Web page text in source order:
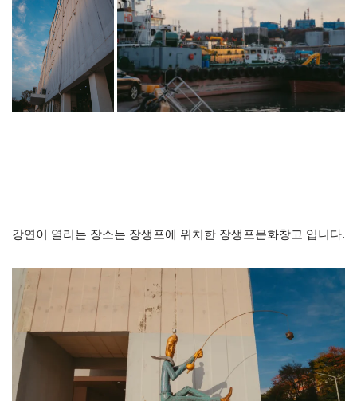
강연이 열리는 장소는 장생포에 위치한 장생포문화창고 입니다.